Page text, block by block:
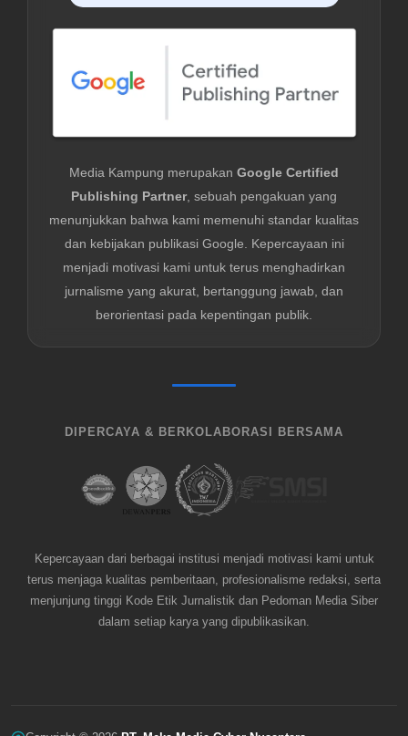
Media Kampung merupakan Google Certified
Publishing Partner, sebuah pengakuan yang
menunjukkan bahwa kami memenuhi standar kualitas
dan kebijakan publikasi Google. Kepercayaan ini
menjadi motivasi kami untuk terus menghadirkan
jurnalisme yang akurat, bertanggung jawab, dan
berorientasi pada kepentingan publik.
DIPERCAYA & BERKOLABORASI BERSAMA
Kepercayaan dari berbagai institusi menjadi motivasi kami untuk
terus menjaga kualitas pemberitaan, profesionalisme redaksi, serta
menjunjung tinggi Kode Etik Jurnalistik dan Pedoman Media Siber
dalam setiap karya yang dipublikasikan.